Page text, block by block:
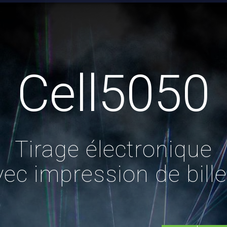
Cell5050
Tirage électronique
impression de